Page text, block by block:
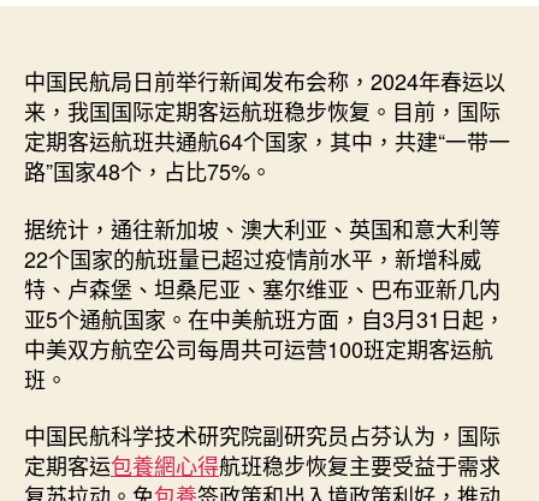
期
航
班
稳
步
心
寶
貝
包
養
網
_
中
中国民航局日前举行新闻发布会称，2024年春运以
来，我国国际定期客运航班稳步恢复。目前，国际
定期客运航班共通航64个国家，其中，共建“一带一
路”国家48个，占比75%。
据统计，通往新加坡、澳大利亚、英国和意大利等
22个国家的航班量已超过疫情前水平，新增科威
特、卢森堡、坦桑尼亚、塞尔维亚、巴布亚新几内
亚5个通航国家。在中美航班方面，自3月31日起，
中美双方航空公司每周共可运营100班定期客运航
班。
中国民航科学技术研究院副研究员占芬认为，国际
定期客运包養網心得航班稳步恢复主要受益于需求